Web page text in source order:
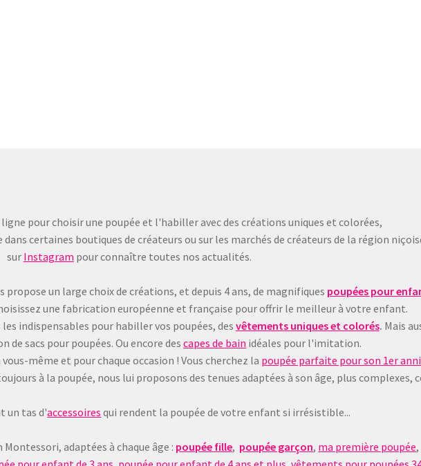
pour choisir une poupée et l'habiller avec des créations uniques et colorées,
certaines boutiques de créateurs ou sur les marchés de créateurs de la région
sur Instagram pour connaître toutes nos actualités.
propose un large choix de créations, et depuis 4 ans, de magnifiques poupées pour
une fabrication européenne et française pour offrir le meilleur à votre enfant.
indispensables pour habiller vos poupées, des vêtements uniques et colorés. Mais
de sacs pour poupées. Ou encore descapes de bain idéales pour l'imitation.
même et pour chaque occasion ! Vous cherchez la poupée parfaite pour son 1er
à la poupée, nous lui proposons des tenues adaptées à son âge, plus complexes,
un tas d'accessoires qui rendent la poupée de votre enfant si irrésistible...
adaptées à chaque âge : poupée fille, poupée garçon, ma première poupée,